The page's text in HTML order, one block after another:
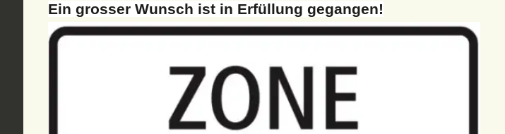
Ein grosser Wunsch ist in Erfüllung gegangen!